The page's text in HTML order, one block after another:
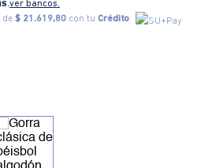
.ver bancos.
de $ 21.619,80 con tu Crédito